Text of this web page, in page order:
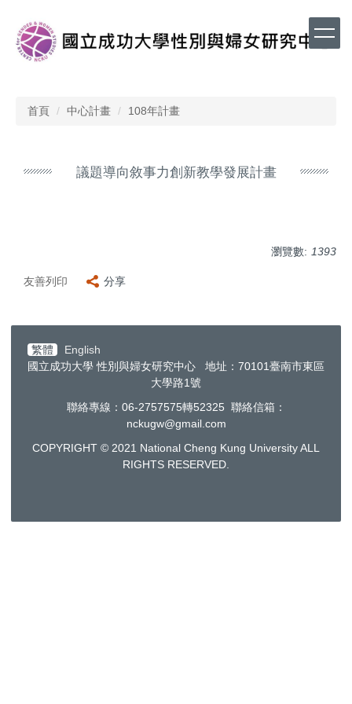
主
首頁 中心計畫 108年計畫
議題導向敘事力創新教學發展計畫
瀏覽數: 1393
友善列印 分享
繁體
English
國立成功大學 性別與婦女研究中心 地址：70101臺南市東區
大學路1號
聯絡專線：06-2757575轉52325 聯絡信箱：
nckugw@gmail.com
COPYRIGHT © 2021 National Cheng Kung University ALL
RIGHTS RESERVED.